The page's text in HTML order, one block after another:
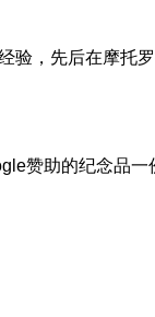
，先后在摩托
赞助的纪念品一